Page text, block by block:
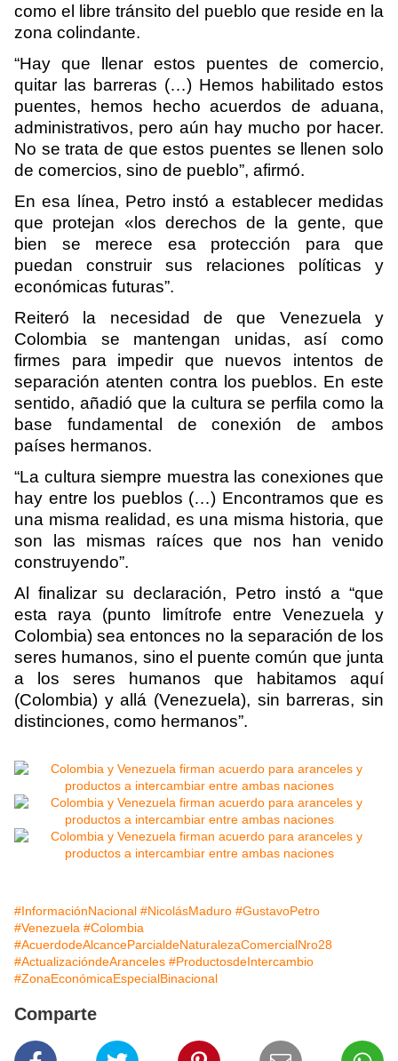
como el libre tránsito del pueblo que reside en la
zona colindante.
“Hay que llenar estos puentes de comercio,
quitar las barreras (…) Hemos habilitado estos
puentes, hemos hecho acuerdos de aduana,
administrativos, pero aún hay mucho por hacer.
No se trata de que estos puentes se llenen solo
de comercios, sino de pueblo”, afirmó.
En esa línea, Petro instó a establecer medidas
que protejan «los derechos de la gente, que
bien se merece esa protección para que
puedan construir sus relaciones políticas y
económicas futuras”.
Reiteró la necesidad de que Venezuela y
Colombia se mantengan unidas, así como
firmes para impedir que nuevos intentos de
separación atenten contra los pueblos. En este
sentido, añadió que la cultura se perfila como la
base fundamental de conexión de ambos
países hermanos.
“La cultura siempre muestra las conexiones que
hay entre los pueblos (…) Encontramos que es
una misma realidad, es una misma historia, que
son las mismas raíces que nos han venido
construyendo”.
Al finalizar su declaración, Petro instó a “que
esta raya (punto limítrofe entre Venezuela y
Colombia) sea entonces no la separación de los
seres humanos, sino el puente común que junta
a los seres humanos que habitamos aquí
(Colombia) y allá (Venezuela), sin barreras, sin
distinciones, como hermanos”.
#InformaciónNacional #NicolásMaduro #GustavoPetro
#Venezuela #Colombia
#AcuerdodeAlcanceParcialdeNaturalezaComercialNro28
#ActualizacióndeAranceles #ProductosdeIntercambio
#ZonaEconómicaEspecialBinacional
Comparte